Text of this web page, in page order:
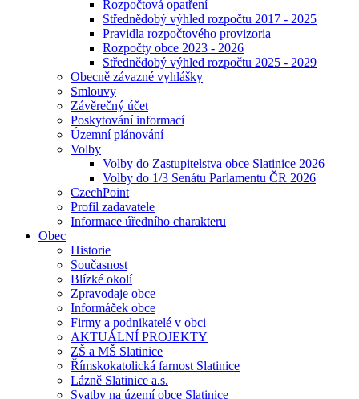
Rozpočtová opatření
Střednědobý výhled rozpočtu 2017 - 2025
Pravidla rozpočtového provizoria
Rozpočty obce 2023 - 2026
Střednědobý výhled rozpočtu 2025 - 2029
Obecně závazné vyhlášky
Smlouvy
Závěrečný účet
Poskytování informací
Územní plánování
Volby
Volby do Zastupitelstva obce Slatinice 2026
Volby do 1/3 Senátu Parlamentu ČR 2026
CzechPoint
Profil zadavatele
Informace úředního charakteru
Obec
Historie
Současnost
Blízké okolí
Zpravodaje obce
Informáček obce
Firmy a podnikatelé v obci
AKTUÁLNÍ PROJEKTY
ZŠ a MŠ Slatinice
Římskokatolická farnost Slatinice
Lázně Slatinice a.s.
Svatby na území obce Slatinice